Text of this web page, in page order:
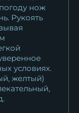
нож
Рукоять
условиях.
желтый)